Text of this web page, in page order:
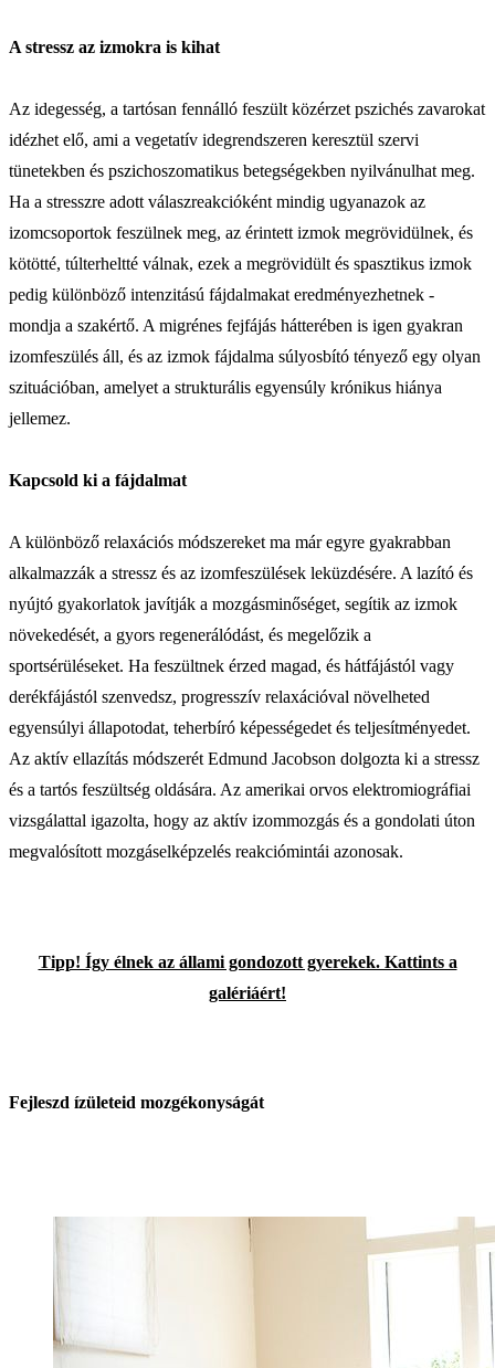
A stressz az izmokra is kihat
Az idegesség, a tartósan fennálló feszült közérzet pszichés zavarokat
idézhet elő, ami a vegetatív idegrendszeren keresztül szervi
tünetekben és pszichoszomatikus betegségekben nyilvánulhat meg.
Ha a stresszre adott válaszreakcióként mindig ugyanazok az
izomcsoportok feszülnek meg, az érintett izmok megrövidülnek, és
kötötté, túlterheltté válnak, ezek a megrövidült és spasztikus izmok
pedig különböző intenzitású fájdalmakat eredményezhetnek -
mondja a szakértő. A migrénes fejfájás hátterében is igen gyakran
izomfeszülés áll, és az izmok fájdalma súlyosbító tényező egy olyan
szituációban, amelyet a strukturális egyensúly krónikus hiánya
jellemez.
Kapcsold ki a fájdalmat
A különböző relaxációs módszereket ma már egyre gyakrabban
alkalmazzák a stressz és az izomfeszülések leküzdésére. A lazító és
nyújtó gyakorlatok javítják a mozgásminőséget, segítik az izmok
növekedését, a gyors regenerálódást, és megelőzik a
sportsérüléseket. Ha feszültnek érzed magad, és hátfájástól vagy
derékfájástól szenvedsz, progresszív relaxációval növelheted
egyensúlyi állapotodat, teherbíró képességedet és teljesítményedet.
Az aktív ellazítás módszerét Edmund Jacobson dolgozta ki a stressz
és a tartós feszültség oldására. Az amerikai orvos elektromiográfiai
vizsgálattal igazolta, hogy az aktív izommozgás és a gondolati úton
megvalósított mozgáselképzelés reakciómintái azonosak.
Tipp! Így élnek az állami gondozott gyerekek. Kattints a
galériáért!
Fejleszd ízületeid mozgékonyságát